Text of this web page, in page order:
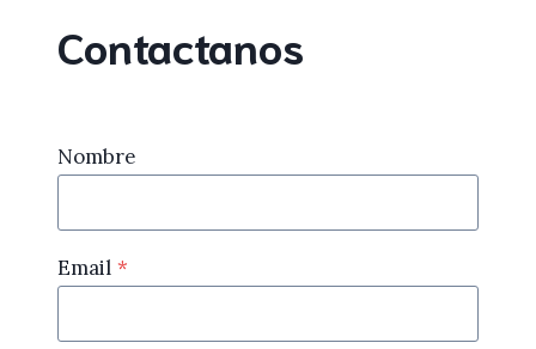
Contactanos
Nombre
Email *